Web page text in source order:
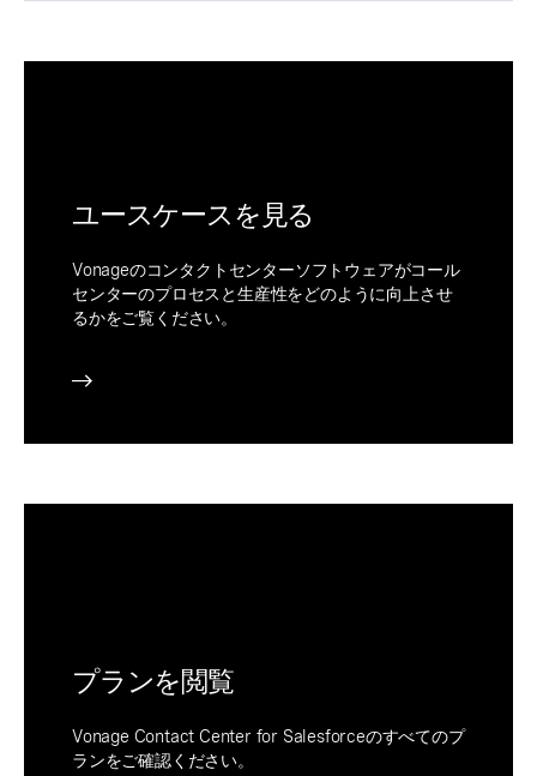
ユースケースを見る
Vonageのコンタクトセンターソフトウェアがコール
センターのプロセスと生産性をどのように向上させ
るかをご覧ください。
プランを閲覧
Vonage Contact Center for Salesforceのすべてのプ
ランをご確認ください。